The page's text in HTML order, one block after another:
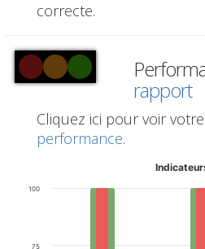
correcte.
rapport
Cliquez ici pour voir votre
performance.
75
100